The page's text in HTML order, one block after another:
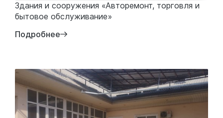
Здания и сооружения «Авторемонт, торговля и
бытовое обслуживание»
Подробнее